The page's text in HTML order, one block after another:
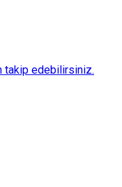
takip edebilirsiniz.